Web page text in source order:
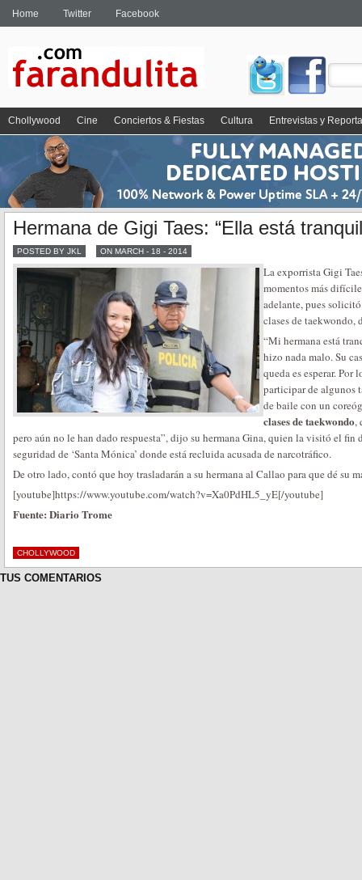
Home Twitter Facebook
Chollywood Cine Conciertos & Fiestas Cultura Entrevistas y
Hermana de Gigi Taes: “Ella está
POSTED BY JKL ON MARCH - 18 - 2014
La exporrista Gigi
momentos más
adelante, pues
clases de taekwondo,
“Mi hermana está
hizo nada malo. Su
queda es esperar.
participar de algunos
de baile con un
clases de taekwondo,
pero aún no le han dado respuesta”, dijo su hermana Gina, quien la visitó el fin
seguridad de ‘Santa Mónica’ donde está recluida acusada de narcotráfico.
De otro lado, contó que hoy trasladarán a su hermana al Callao para que dé su
[youtube]https://www.youtube.com/watch?v=Xa0PdHL5_yE[/youtube]
Fuente: Diario Trome
CHOLLYWOOD
TUS COMENTARIOS